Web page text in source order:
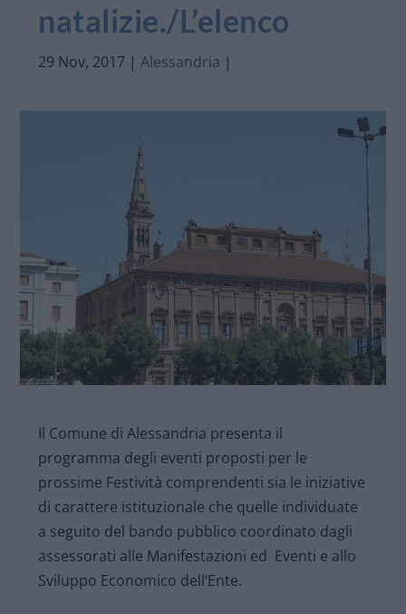
natalizie./L’elenco
29 Nov, 2017 |Alessandria |
Il Comune di Alessandria presenta il
programma degli eventi proposti per le
prossime Festività comprendenti sia le iniziative
di carattere istituzionale che quelle individuate
a seguito del bando pubblico coordinato dagli
assessorati alle Manifestazioni ed Eventi e allo
Sviluppo Economico dell’Ente.